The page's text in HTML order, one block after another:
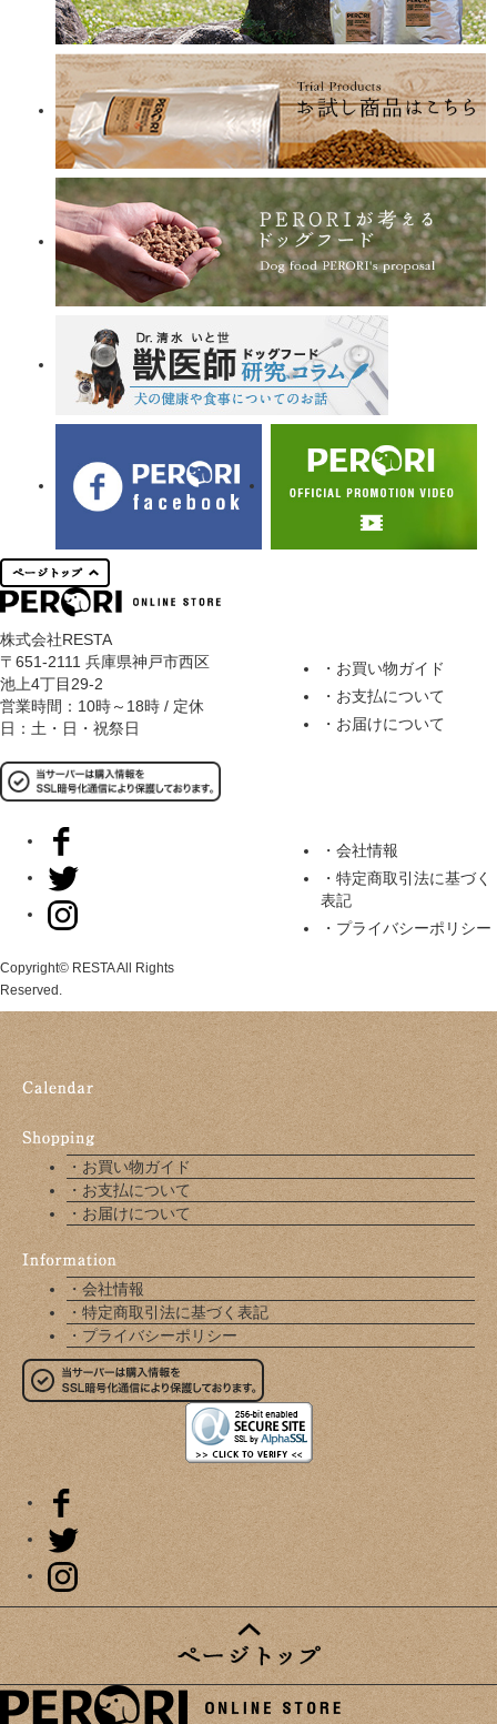
株式会社RESTA
〒651-2111 兵庫県神戸市西区
池上4丁目29-2
営業時間：10時～18時 / 定休
日：土・日・祝祭日
Copyright© RESTA All Rights
Reserved.
・お買い物ガイド
・お支払について
・お届けについて
・会社情報
・特定商取引法に基づく
表記
・プライバシーポリシー
・お買い物ガイド
・お支払について
・お届けについて
・会社情報
・特定商取引法に基づく表記
・プライバシーポリシー